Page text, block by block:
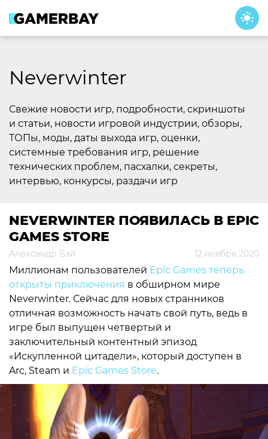
content
Neverwinter
Свежие новости игр, подробности, скриншоты
и статьи, новости игровой индустрии, обзоры,
ТОПы, моды, даты выхода игр, оценки,
системные требования игр, решение
технических проблем, пасхалки, секреты,
интервью, конкурсы, раздачи игр
NEVERWINTER ПОЯВИЛАСЬ В EPIC
GAMES STORE
Александр Бэй 12 ноября 2020
Миллионам пользователей Epic Games теперь
открыты приключения в обширном мире
Neverwinter. Сейчас для новых странников
отличная возможность начать свой путь, ведь в
игре был выпущен четвертый и
заключительный контентный эпизод
«Искупленной цитадели», который доступен в
Arc, Steam и Epic Games Store.